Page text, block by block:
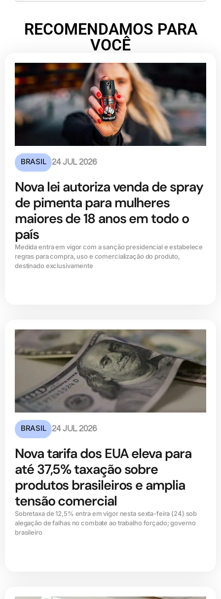
RECOMENDAMOS PARA
VOCÊ
BRASIL 24 JUL 2026
Nova lei autoriza venda de spray
de pimenta para mulheres
maiores de 18 anos em todo o
país
Medida entra em vigor com a sanção presidencial e estabelece
regras para compra, uso e comercialização do produto,
destinado exclusivamente
BRASIL 24 JUL 2026
Nova tarifa dos EUA eleva para
até 37,5% taxação sobre
produtos brasileiros e amplia
tensão comercial
Sobretaxa de 12,5% entra em vigor nesta sexta-feira (24) sob
alegação de falhas no combate ao trabalho forçado; governo
brasileiro